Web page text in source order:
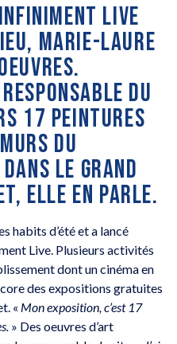
LIVE
MARIE-LAURE
DU
17 PEINTURES
DU
LE GRAND
ELLE EN PARLE.
habits d’été et a lancé
Live. Plusieurs activités
dont un cinéma en
des expositions gratuites
« Mon exposition, c’est 17
» Des oeuvres d’art